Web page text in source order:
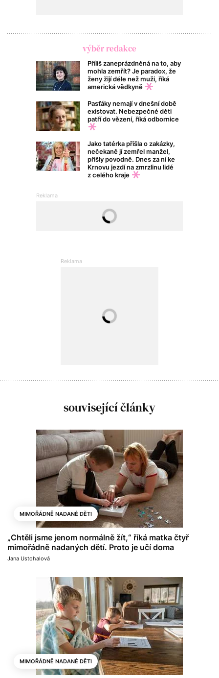
výběr redakce
Příliš zaneprázdněná na to, aby
mohla zemřít? Je paradox, že
ženy žijí déle než muži, říká
americká vědkyně
Pasťáky nemají v dnešní době
existovat. Nebezpečné děti
patří do vězení, říká odbornice
Jako tatérka přišla o zakázky,
nečekaně jí zemřel manžel,
přišly povodně. Dnes za ní ke
Krnovu jezdí na zmrzlinu lidé
z celého kraje
související články
MIMOŘÁDNĚ NADANÉ DĚTI
„Chtěli jsme jenom normálně žít,“ říká matka čtyř
mimořádně nadaných dětí. Proto je učí doma
Jana Ustohalová
MIMOŘÁDNĚ NADANÉ DĚTI